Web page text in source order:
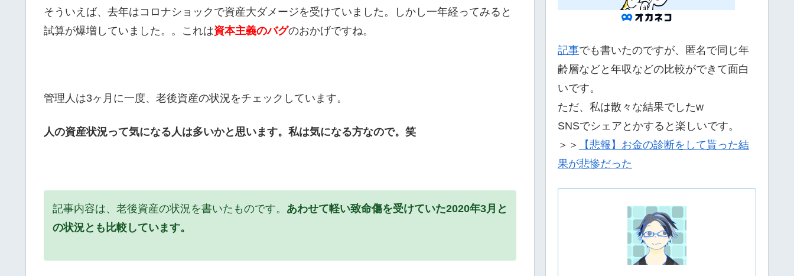
そういえば、去年はコロナショックで資産大ダメージを受けていました。しかし一年経ってみると
試算が爆増していました。。これは資本主義のバグのおかげですね。
管理人は3ヶ月に一度、老後資産の状況をチェックしています。
人の資産状況って気になる人は多いかと思います。私は気になる方なので。笑
記事内容は、老後資産の状況を書いたものです。 あわせて軽い致命傷を受けていた2020年3月と
の状況とも比較しています。
記事でも書いたのですが、匿名で同じ年
齢層などと年収などの比較ができて面白
いです。
ただ、私は散々な結果でしたw
SNSでシェアとかすると楽しいです。
＞＞
【悲報】お金の診断をして貰った結
果が悲惨だった